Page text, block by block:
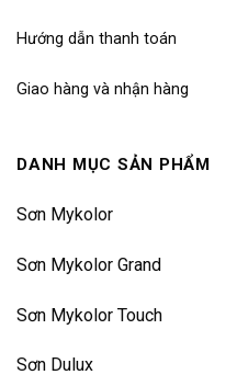
Hướng dẫn thanh toán
Giao hàng và nhận hàng
DANH MỤC SẢN PHẨM
Sơn Mykolor
Sơn Mykolor Grand
Sơn Mykolor Touch
Sơn Dulux